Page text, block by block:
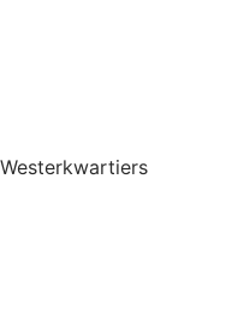
ien t Westerkwartiers